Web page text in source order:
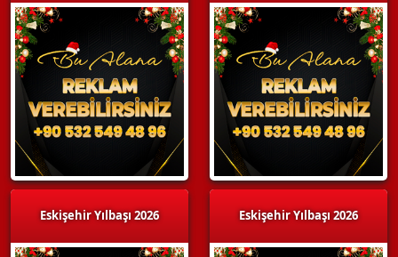
Eskişehir Yılbaşı 2026 Eskişehir Yılbaşı 2026